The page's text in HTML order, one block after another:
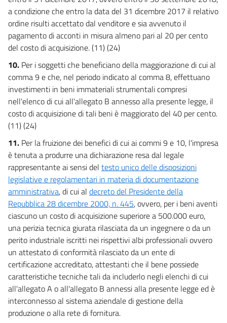
a condizione che entro la data del 31 dicembre 2017 il relativo
ordine risulti accettato dal venditore e sia avvenuto il
pagamento di acconti in misura almeno pari al 20 per cento
del costo di acquisizione. (11) (24)
10. Per i soggetti che beneficiano della maggiorazione di cui al
comma 9 e che, nel periodo indicato al comma 8, effettuano
investimenti in beni immateriali strumentali compresi
nell'elenco di cui all'allegato B annesso alla presente legge, il
costo di acquisizione di tali beni è maggiorato del 40 per cento.
(11) (24)
11. Per la fruizione dei benefici di cui ai commi 9 e 10, l'impresa
è tenuta a produrre una dichiarazione resa dal legale
rappresentante ai sensi del testo unico delle disposizioni
legislative e regolamentari in materia di documentazione
amministrativa, di cui al decreto del Presidente della
Repubblica 28 dicembre 2000, n. 445, ovvero, per i beni aventi
ciascuno un costo di acquisizione superiore a 500.000 euro,
una perizia tecnica giurata rilasciata da un ingegnere o da un
perito industriale iscritti nei rispettivi albi professionali ovvero
un attestato di conformità rilasciato da un ente di
certificazione accreditato, attestanti che il bene possiede
caratteristiche tecniche tali da includerlo negli elenchi di cui
all'allegato A o all'allegato B annessi alla presente legge ed è
interconnesso al sistema aziendale di gestione della
produzione o alla rete di fornitura.